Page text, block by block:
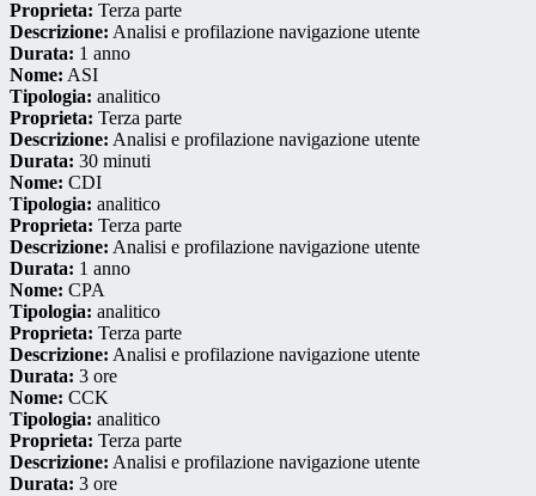
Proprieta: Terza parte
Descrizione: Analisi e profilazione navigazione utente
Durata: 1 anno
Nome: ASI
Tipologia: analitico
Proprieta: Terza parte
Descrizione: Analisi e profilazione navigazione utente
Durata: 30 minuti
Nome: CDI
Tipologia: analitico
Proprieta: Terza parte
Descrizione: Analisi e profilazione navigazione utente
Durata: 1 anno
Nome: CPA
Tipologia: analitico
Proprieta: Terza parte
Descrizione: Analisi e profilazione navigazione utente
Durata: 3 ore
Nome: CCK
Tipologia: analitico
Proprieta: Terza parte
Descrizione: Analisi e profilazione navigazione utente
Durata: 3 ore